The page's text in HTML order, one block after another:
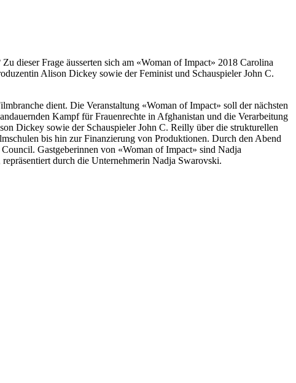
dieser Frage äusserten sich am «Woman of Impact» 2018 Carolina
Alison Dickey sowie der Feminist und Schauspieler John C.
dient. Die Veranstaltung «Woman of Impact» soll der nächsten
Kampf für Frauenrechte in Afghanistan und die Verarbeitung
Dickey sowie der Schauspieler John C. Reilly über die strukturellen
bis hin zur Finanzierung von Produktionen. Durch den Abend
Gastgeberinnen von «Woman of Impact» sind Nadja
durch die Unternehmerin Nadja Swarovski.